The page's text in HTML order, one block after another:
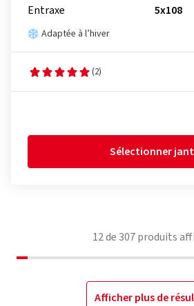
Entraxe 5x108
Adaptée à l’hiver
(2)
Sélectionner
12de 307produits
Afficher plus de